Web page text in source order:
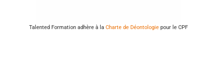
Talented Formation adhère à la Charte de Déontologie pour le CPF